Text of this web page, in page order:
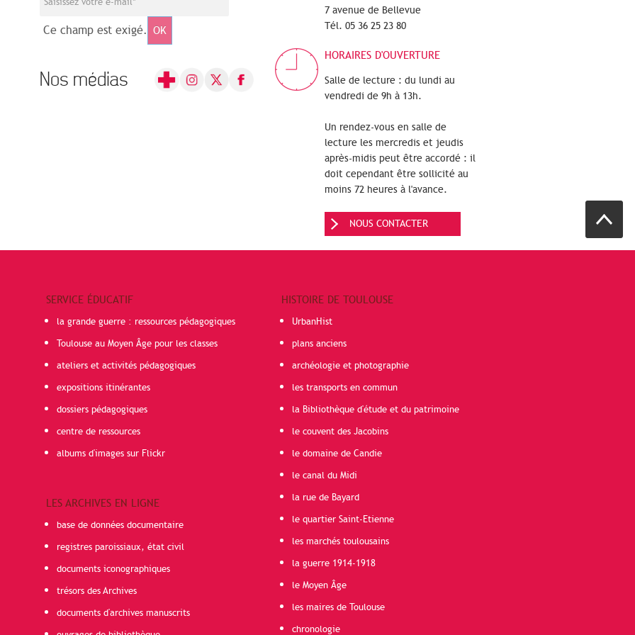
Ce champ est exigé. OK
Nos médias
7 avenue de Bellevue
Tél. 05 36 25 23 80
HORAIRES D'OUVERTURE
Salle de lecture : du lundi au
vendredi de 9h à 13h.
Un rendez-vous en salle de
lecture les mercredis et jeudis
après-midis peut être accordé : il
doit cependant être sollicité au
moins 72 heures à l'avance.
NOUS CONTACTER
SERVICE ÉDUCATIF
la grande guerre : ressources pédagogiques
Toulouse au Moyen Âge pour les classes
ateliers et activités pédagogiques
expositions itinérantes
dossiers pédagogiques
centre de ressources
albums d'images sur Flickr
LES ARCHIVES EN LIGNE
base de données documentaire
registres paroissiaux, état civil
documents iconographiques
trésors des Archives
documents d'archives manuscrits
HISTOIRE DE TOULOUSE
UrbanHist
plans anciens
archéologie et photographie
les transports en commun
la Bibliothèque d'étude et du patrimoine
le couvent des Jacobins
le domaine de Candie
le canal du Midi
la rue de Bayard
le quartier Saint-Etienne
les marchés toulousains
la guerre 1914-1918
le Moyen Âge
les maires de Toulouse
chronologie